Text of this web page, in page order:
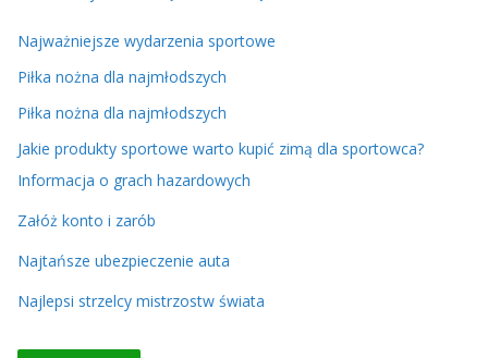
Najważniejsze wydarzenia sportowe
Piłka nożna dla najmłodszych
Piłka nożna dla najmłodszych
Jakie produkty sportowe warto kupić zimą dla sportowca?
Informacja o grach hazardowych
Załóż konto i zarób
Najtańsze ubezpieczenie auta
Najlepsi strzelcy mistrzostw świata